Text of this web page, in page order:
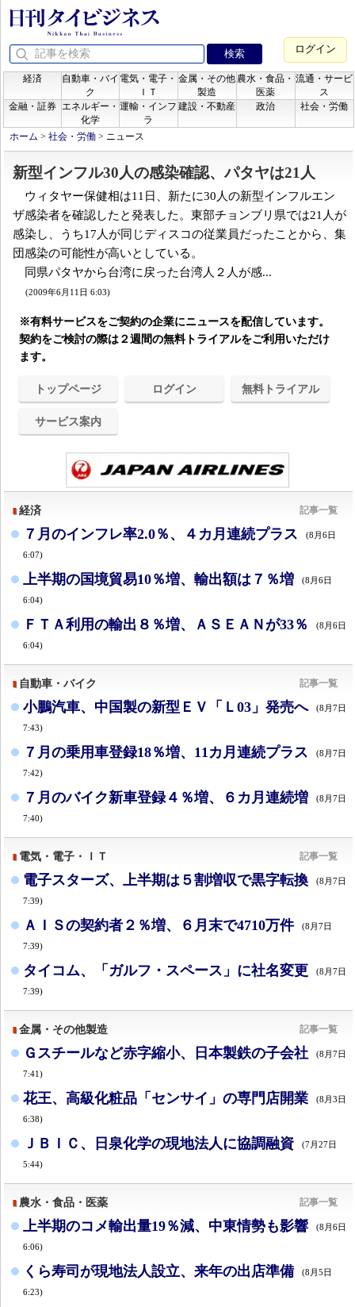
ログイン
経済
自動車・バイ
ク
電気・電子・
ＩＴ
金属・その他
製造
農水・食品・
医薬
流通・サービ
ス
金融・証券
エネルギー・
化学
運輸・インフ
ラ
建設・不動産 政治 社会・労働
ホーム > 社会・労働 > ニュース
新型インフル30人の感染確認、パタヤは21人
ウィタヤー保健相は11日、新たに30人の新型インフルエン
ザ感染者を確認したと発表した。東部チョンブリ県では21人が
感染し、うち17人が同じディスコの従業員だったことから、集
団感染の可能性が高いとしている。
同県パタヤから台湾に戻った台湾人２人が感...
(2009年6月11日 6:03)
※有料サービスをご契約の企業にニュースを配信しています。
契約をご検討の際は２週間の無料トライアルをご利用いただけ
ます。
トップページ ログイン 無料トライアル
サービス案内
経済 記事一覧
７月のインフレ率2.0％、４カ月連続プラス (8月6日
6:07)
上半期の国境貿易10％増、輸出額は７％増 (8月6日
6:04)
ＦＴＡ利用の輸出８％増、ＡＳＥＡＮが33％ (8月6日
6:04)
自動車・バイク 記事一覧
小鵬汽車、中国製の新型ＥＶ「Ｌ03」発売へ (8月7日
7:43)
７月の乗用車登録18％増、11カ月連続プラス (8月7日
7:42)
７月のバイク新車登録４％増、６カ月連続増 (8月7日
7:40)
電気・電子・ＩＴ 記事一覧
電子スターズ、上半期は５割増収で黒字転換 (8月7日
7:39)
ＡＩＳの契約者２％増、６月末で4710万件 (8月7日
7:39)
タイコム、「ガルフ・スペース」に社名変更 (8月7日
7:39)
金属・その他製造 記事一覧
Ｇスチールなど赤字縮小、日本製鉄の子会社 (8月7日
7:41)
花王、高級化粧品「センサイ」の専門店開業 (8月3日
6:38)
ＪＢＩＣ、日泉化学の現地法人に協調融資 (7月27日
5:44)
農水・食品・医薬 記事一覧
上半期のコメ輸出量19％減、中東情勢も影響 (8月6日
6:06)
くら寿司が現地法人設立、来年の出店準備 (8月5日
6:23)